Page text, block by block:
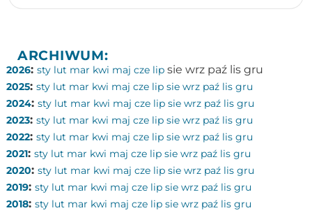
ARCHIWUM:
2026: sty lut mar kwi maj cze lip sie wrz paź lis gru
2025: sty lut mar kwi maj cze lip sie wrz paź lis gru
2024: sty lut mar kwi maj cze lip sie wrz paź lis gru
2023: sty lut mar kwi maj cze lip sie wrz paź lis gru
2022: sty lut mar kwi maj cze lip sie wrz paź lis gru
2021: sty lut mar kwi maj cze lip sie wrz paź lis gru
2020: sty lut mar kwi maj cze lip sie wrz paź lis gru
2019: sty lut mar kwi maj cze lip sie wrz paź lis gru
2018: sty lut mar kwi maj cze lip sie wrz paź lis gru